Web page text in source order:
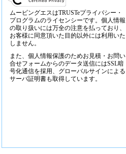
ムービングエスはTRUSTeプライバシー・
プログラムのライセンシーです。個人情報
の取り扱いには万全の注意を払っており、
お客様に同意頂いた目的以外には利用いた
しません。
また、個人情報保護のためお見積・お問い
合せフォームからのデータ送信にはSSL暗
号化通信を採用、グローバルサインによる
サーバ証明書も取得しています。